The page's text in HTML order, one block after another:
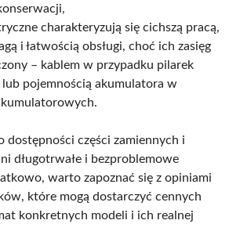
charakteryzują się cichszą pracą,
i łatwością obsługi, choć ich zasięg
– kablem w przypadku pilarek
pojemnością akumulatora w
dostępności części zamiennych i
długotrwałe i bezproblemowe
warto zapoznać się z opiniami
które mogą dostarczyć cennych
konkretnych modeli i ich realnej